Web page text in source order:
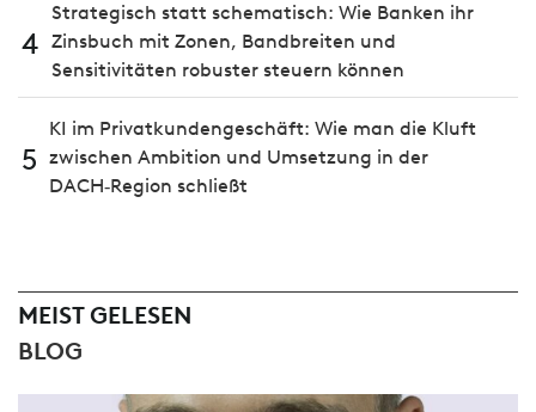
4
Strategisch statt schematisch: Wie Banken ihr
Zinsbuch mit Zonen, Bandbreiten und
Sensitivitäten robuster steuern können
5
KI im Privatkundengeschäft: Wie man die Kluft
zwischen Ambition und Umsetzung in der
DACH‑Region schließt
MEIST GELESEN
BLOG